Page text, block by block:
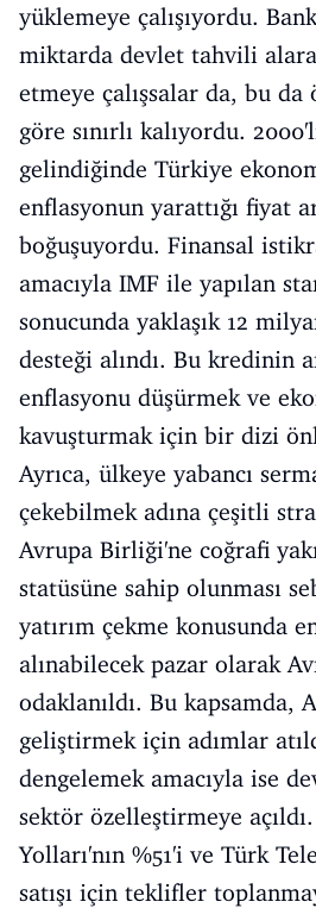
yüklemeye çalışıyordu.
miktarda devlet tahvili
etmeye çalışsalar da, bu da
göre sınırlı kalıyordu.
gelindiğinde Türkiye
enflasyonun yarattığı fiyat
boğuşuyordu. Finansal
amacıyla IMF ile yapılan
sonucunda yaklaşık 12
desteği alındı. Bu kredinin
enflasyonu düşürmek ve
kavuşturmak için bir dizi
Ayrıca, ülkeye yabancı
çekebilmek adına çeşitli
Avrupa Birliği'ne coğrafi
statüsüne sahip olunması
yatırım çekme konusunda
alınabilecek pazar olarak
odaklanıldı. Bu
geliştirmek için adımlar
dengelemek amacıyla ise
sektör özelleştirmeye
Yolları'nın %51'i ve Türk
satışı için teklifler